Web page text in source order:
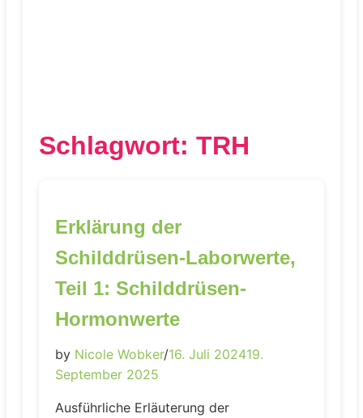
Schlagwort: TRH
Erklärung der
Schilddrüsen-Laborwerte,
Teil 1: Schilddrüsen-
Hormonwerte
by Nicole Wobker/16. Juli 202419.
September 2025
Ausführliche Erläuterung der